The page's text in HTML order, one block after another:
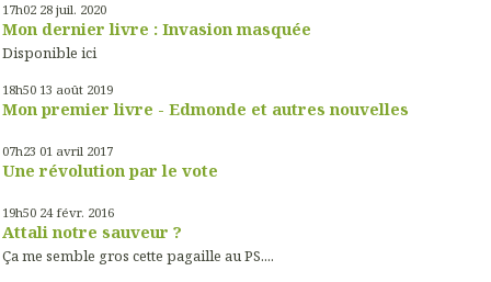
17h02 28 juil. 2020
Mon dernier livre : Invasion masquée
Disponible ici
18h50 13 août 2019
Mon premier livre - Edmonde et autres nouvelles
07h23 01 avril 2017
Une révolution par le vote
19h50 24 févr. 2016
Attali notre sauveur ?
Ça me semble gros cette pagaille au PS....